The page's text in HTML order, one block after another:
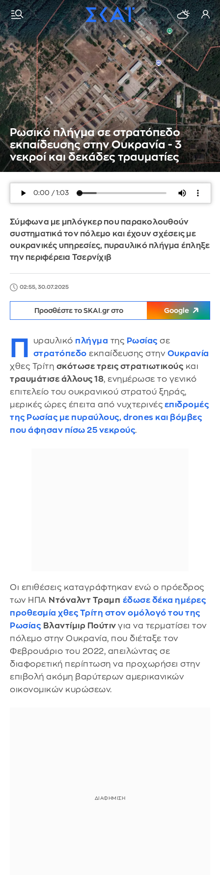
Ρωσικό πλήγμα σε στρατόπεδο
εκπαίδευσης στην Ουκρανία - 3
νεκροί και δεκάδες τραυματίες
Σύμφωνα με μπλόγκερ που παρακολουθούν
συστηματικά τον πόλεμο και έχουν σχέσεις με
ουκρανικές υπηρεσίες, πυραυλικό πλήγμα έπληξε
την περιφέρεια Τσερνίχιβ
02:55, 30.07.2025
Προσθέστε το SKAI.gr στο Google
Π υραυλικό πλήγμα της Ρωσίας σε
στρατόπεδο εκπαίδευσης στην Ουκρανία
χθες Τρίτη σκότωσε τρεις στρατιωτικούς και
τραυμάτισε άλλους 18, ενημέρωσε το γενικό
επιτελείο του ουκρανικού στρατού ξηράς,
μερικές ώρες έπειτα από νυχτερινές επιδρομές
της Ρωσίας με πυραύλους, drones και βόμβες
που άφησαν πίσω 25 νεκρούς.
Οι επιθέσεις καταγράφτηκαν ενώ ο πρόεδρος
των ΗΠΑ Ντόναλντ Τραμπ έδωσε δέκα ημέρες
προθεσμία χθες Τρίτη στον ομόλογό του της
Ρωσίας Βλαντίμιρ Πούτιν για να τερματίσει τον
πόλεμο στην Ουκρανία, που διέταξε τον
Φεβρουάριο του 2022, απειλώντας σε
διαφορετική περίπτωση να προχωρήσει στην
επιβολή ακόμη βαρύτερων αμερικανικών
οικονομικών κυρώσεων.